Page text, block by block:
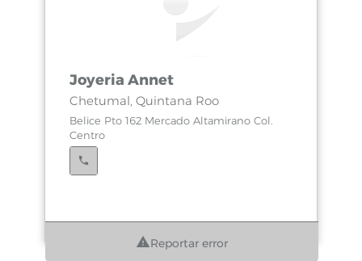
Joyeria Annet
Chetumal, Quintana Roo
Belice Pto 162 Mercado Altamirano Col.
Centro
Reportar error